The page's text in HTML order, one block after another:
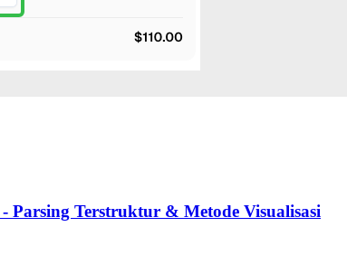
Parsing Terstruktur & Metode Visualisasi